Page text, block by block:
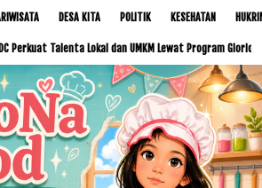
DESA KITA POLITIK KESEHATAN
Lokal dan UMKM Lewat Program Glorious Golo Mori